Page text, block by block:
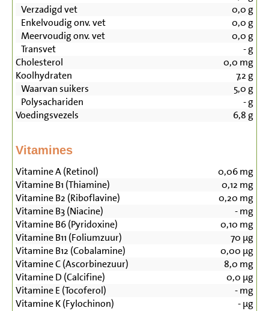
Verzadigd vet
0,0 g
Enkelvoudig onv. vet
0,0 g
Meervoudig onv. vet
0,0 g
Transvet
-g
Cholesterol
0,0 mg
Koolhydraten
7,2 g
Waarvan suikers
5,0 g
Polysachariden
-g
Voedingsvezels
6,8 g
Vitamines
Vitamine A (Retinol) 0,06mg
Vitamine B1 (Thiamine)
0,12 mg
Vitamine B2 (Riboflavine)
0,20 mg
Vitamine B3 (Niacine)
-mg
Vitamine B6 (Pyridoxine)
0,10 mg
Vitamine B11 (Foliumzuur)
70 µg
Vitamine B12 (Cobalamine)
0,00 µg
Vitamine C (Ascorbinezuur)
8,0 mg
Vitamine D (Calcifine)
0,0 µg
Vitamine E (Tocoferol)
-mg
Vitamine K (Fylochinon)
-µg